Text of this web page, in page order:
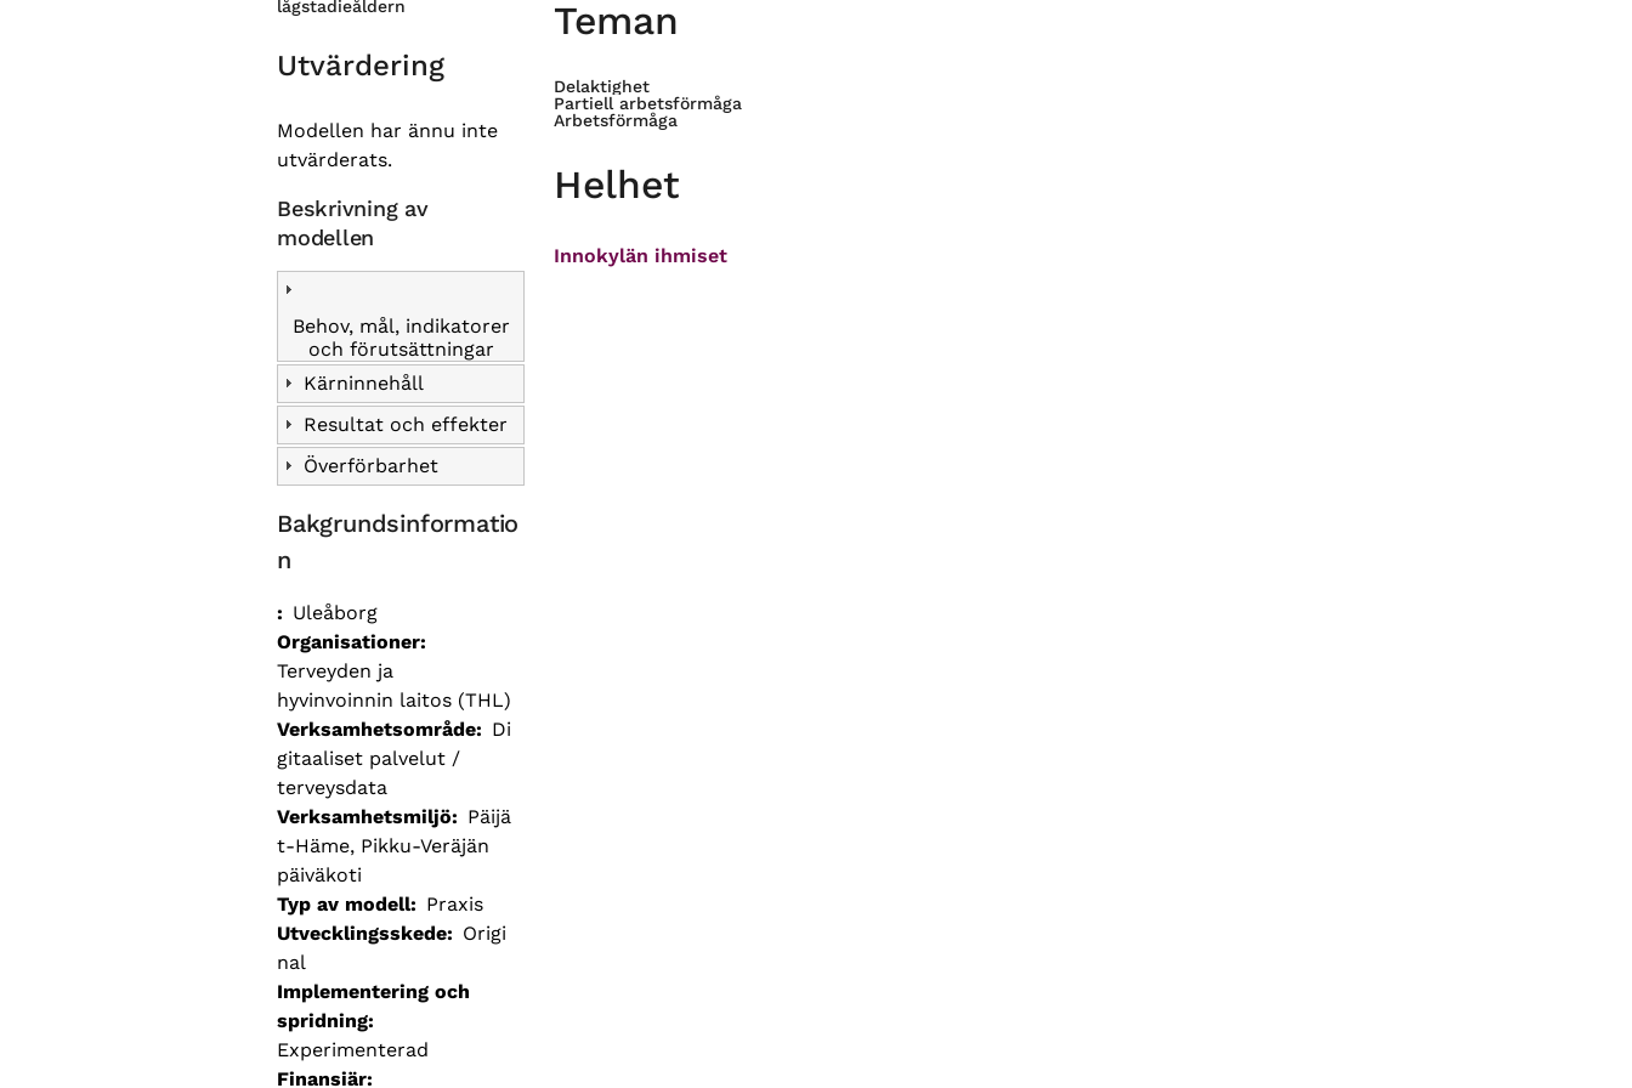
lågstadieåldern
Utvärdering
Modellen har ännu inte
utvärderats.
Beskrivning av
modellen
Behov, mål, indikatorer
och förutsättningar
Kärninnehåll
Resultat och effekter
Överförbarhet
Bakgrundsinformatio
n
Uleåborg
Organisationer
Terveyden ja
hyvinvoinnin laitos (THL)
Verksamhetsområde
Di
gitaaliset palvelut /
terveysdata
Verksamhetsmiljö
Päijä
t-Häme, Pikku-Veräjän
päiväkoti
Typ av modell
Praxis
Utvecklingsskede
Origi
nal
Implementering och
spridning
Experimenterad
Finansiär
Teman
Delaktighet
Partiell arbetsförmåga
Arbetsförmåga
Helhet
Innokylän ihmiset